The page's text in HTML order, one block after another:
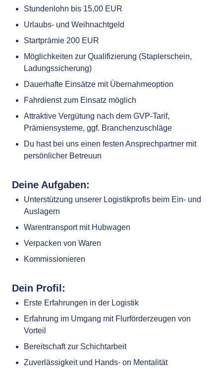
Stundenlohn bis 15,00 EUR
Urlaubs- und Weihnachtgeld
Startprämie 200 EUR
Möglichkeiten zur Qualifizierung (Staplerschein,
Ladungssicherung)
Dauerhafte Einsätze mit Übernahmeoption
Fahrdienst zum Einsatz möglich
Attraktive Vergütung nach dem GVP-Tarif,
Prämiensysteme, ggf. Branchenzuschläge
Du hast bei uns einen festen Ansprechpartner mit
persönlicher Betreuun
Deine Aufgaben:
Unterstützung unserer Logistikprofis beim Ein- und
Auslagern
Warentransport mit Hubwagen
Verpacken von Waren
Kommissionieren
Dein Profil:
Erste Erfahrungen in der Logistik
Erfahrung im Umgang mit Flurförderzeugen von
Vorteil
Bereitschaft zur Schichtarbeit
Zuverlässigkeit und Hands- on Mentalität